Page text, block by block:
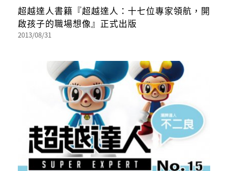
超越達人書籍『超越達人：十七位專家領航，開
啟孩子的職場想像』正式出版
2013/08/31